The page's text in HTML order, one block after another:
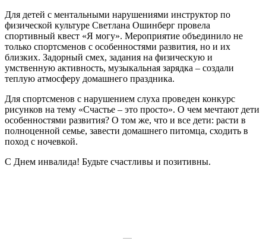
Для детей с ментальными нарушениями инструктор по
физической культуре Светлана Ошинберг провела
спортивный квест «Я могу». Мероприятие объединило не
только спортсменов с особенностями развития, но и их
близких. Задорный смех, задания на физическую и
умственную активность, музыкальная зарядка – создали
теплую атмосферу домашнего праздника.
Для спортсменов с нарушением слуха проведен конкурс
рисунков на тему «Счастье – это просто». О чем мечтают дети
особенностями развития? О том же, что и все дети: расти в
полноценной семье, завести домашнего питомца, сходить в
поход с ночевкой.
С Днем инвалида! Будьте счастливы и позитивны.